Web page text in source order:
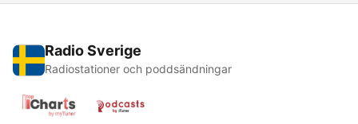
Radio Sverige
Radiostationer och poddsändningar